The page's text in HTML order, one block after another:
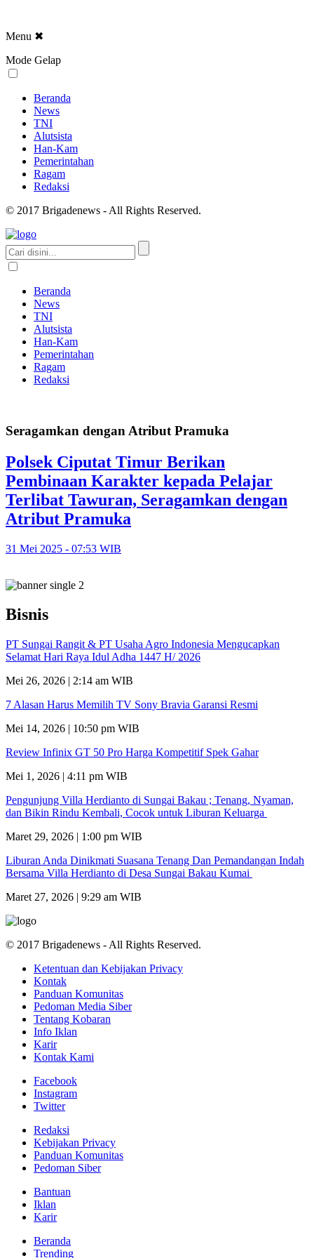
Menu ✖
Mode Gelap
Beranda
News
TNI
Alutsista
Han-Kam
Pemerintahan
Ragam
Redaksi
© 2017 Brigadenews - All Rights Reserved.
Beranda
News
TNI
Alutsista
Han-Kam
Pemerintahan
Ragam
Redaksi
Seragamkan dengan Atribut Pramuka
Polsek Ciputat Timur Berikan
Pembinaan Karakter kepada Pelajar
Terlibat Tawuran, Seragamkan dengan
Atribut Pramuka
31 Mei 2025 - 07:53 WIB
Bisnis
PT Sungai Rangit & PT Usaha Agro Indonesia Mengucapkan
Selamat Hari Raya Idul Adha 1447 H/ 2026
Mei 26, 2026 | 2:14 am WIB
7 Alasan Harus Memilih TV Sony Bravia Garansi Resmi
Mei 14, 2026 | 10:50 pm WIB
Review Infinix GT 50 Pro Harga Kompetitif Spek Gahar
Mei 1, 2026 | 4:11 pm WIB
Pengunjung Villa Herdianto di Sungai Bakau ; Tenang, Nyaman,
dan Bikin Rindu Kembali, Cocok untuk Liburan Keluarga
Maret 29, 2026 | 1:00 pm WIB
Liburan Anda Dinikmati Suasana Tenang Dan Pemandangan Indah
Bersama Villa Herdianto di Desa Sungai Bakau Kumai
Maret 27, 2026 | 9:29 am WIB
© 2017 Brigadenews - All Rights Reserved.
Ketentuan dan Kebijakan Privacy
Kontak
Panduan Komunitas
Pedoman Media Siber
Tentang Kobaran
Info Iklan
Karir
Kontak Kami
Facebook
Instagram
Twitter
Redaksi
Kebijakan Privacy
Panduan Komunitas
Pedoman Siber
Bantuan
Iklan
Karir
Beranda
Trending